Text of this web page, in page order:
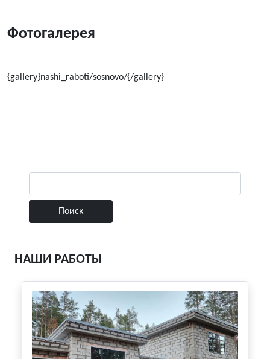
Фотогалерея
{gallery}nashi_raboti/sosnovo/{/gallery}
НАШИ РАБОТЫ